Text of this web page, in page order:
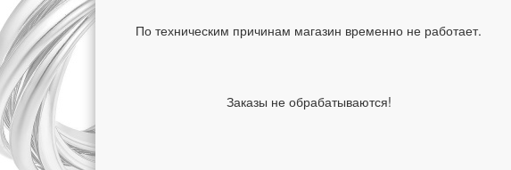
Вставка
Дополнительно
По техническим причинам магазин временно не работает.
Заказы не обрабатываются!